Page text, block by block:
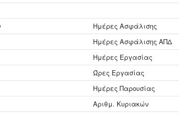
Ημέρες Ασφάλισης
Ημέρες Ασφάλισης ΑΠΔ
Ημέρες Εργασίας
Ώρες Εργασίας
Ημέρες Παρουσίας
Αριθμ. Κυριακών